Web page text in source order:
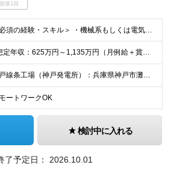
面接1回
＜必須の経験・スキル＞ ・機械系もしくは電気系の知識・業務経験をお持ちの方 ・発電所でのプラントエンジニア及び操業・保全企画運営経験をお持ちの方、または意欲のある方 ・エネルギーバランス・マテリアルバ
■想定年収：625万円～1,135万円（月例給＋賞与＋諸手当） ※残業手当は残業時間に応じて支給 ※試用期間2ヶ月あり（期間中の労働条件変更無）
神戸線条工場（神戸発電所）：兵庫県神戸市灘区灘浜東町2 ※(変更の範囲)業務の都合等により会社の定める事業所への異動を命じることがあります。
ートワークOK
検討中に入れる
了予定日： 2026.10.01